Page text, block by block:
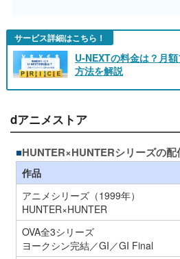
サービス詳細はこちら！
U-NEXTの料金は？月
方法を解説
dアニメストア
HUNTER×HUNTERシリーズの配
作品
アニメシリーズ（1999年）
HUNTER×HUNTER
OVA全3シリーズ
ヨークシン完結／GI／GI Final